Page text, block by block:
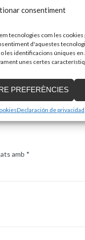
consentiment
tecnologies com les cookies
d'aquestes
les identificacions úniques
unes certes
PREFERÈNCIES
Declaración de privacidad
rampa o per instal·lar
solució per poder
poden arribar fins als 3
escales d’exterior de
o els ascensors
plantes superiors d’un
desplaçament.
aquests
amb *